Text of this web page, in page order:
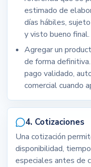
estimado de
días hábiles,
y visto bueno final.
Agregar un
de forma
pago validado,
comercial cuando
4. Cotizaciones
Una cotización
disponibilidad,
especiales antes de